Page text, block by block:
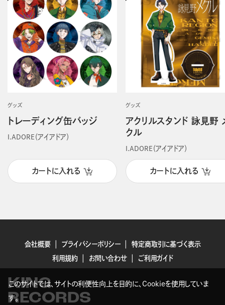
グッズ
トレーディング缶バッジ
I.ADORE（アイアドア）
カートに入れる
グッズ
アクリルスタンド 詠見野
クル
I.ADORE（アイアドア）
カートに入れる
会社概要 プライバシーポリシー
特定商取引に基づく表示
利用規約
お問い合わせ ご利用ガイド
KING
RECORDS
このサイトでは、サイトの利便性向上を目的に、Cookieを使用していま
す。